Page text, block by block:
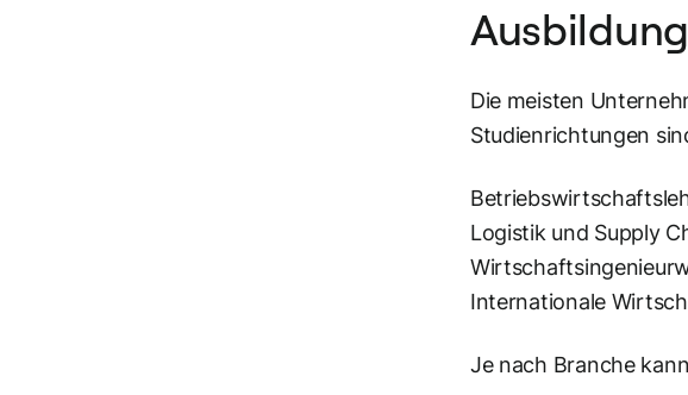
Die meisten
Studienrichtungen
Logistik und Supply
Internationale
Je nach Branche